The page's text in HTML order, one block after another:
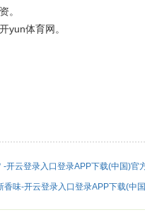
。
yun体育网。
开云登录入口登录APP下载(中国)官
味-开云登录入口登录APP下载(中